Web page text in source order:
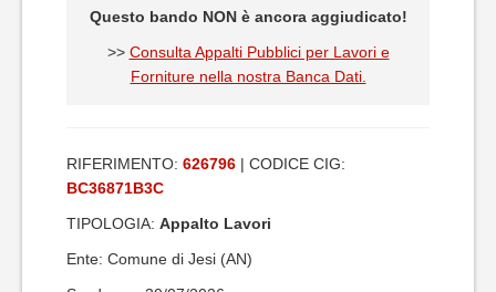
Questo bando NON è ancora aggiudicato!
>> Consulta Appalti Pubblici per Lavori e
Forniture nella nostra Banca Dati.
RIFERIMENTO: 626796 | CODICE CIG:
BC36871B3C
TIPOLOGIA: Appalto Lavori
Ente: Comune di Jesi (AN)